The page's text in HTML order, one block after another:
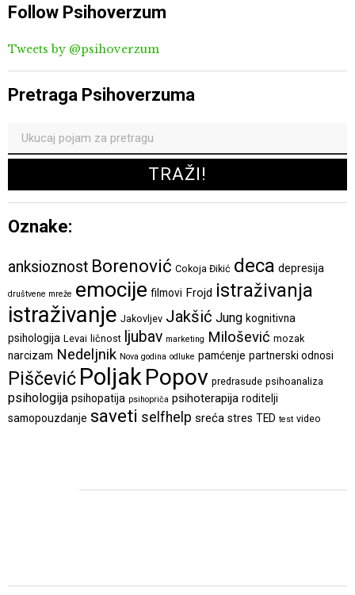
Follow Psihoverzum
Tweets by @psihoverzum
Pretraga Psihoverzuma
Oznake:
anksioznost Borenović Cokoja Đikić deca depresija
društvene mreže emocije filmovi Frojd istraživanja
istraživanje Jakovljev Jakšić Jung kognitivna
psihologija Levai ličnost ljubav marketing Milošević mozak
narcizam Nedeljnik Nova godina odluke pamćenje partnerski odnosi
Piščević PoljakPopov predrasude psihoanaliza
psihologija psihopatija psihopriča psihoterapija roditelji
samopouzdanje saveti selfhelp sreća stres TED test video